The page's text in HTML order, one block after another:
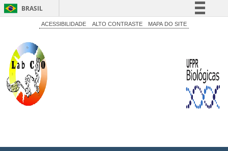
BRASIL
Simplifique!
Acesso à informação
ACESSIBILIDADE ALTO CONTRASTE MAPA DO SITE